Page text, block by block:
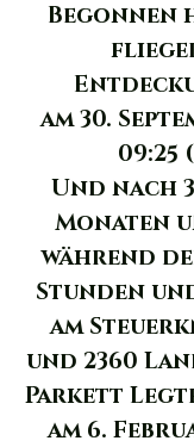
Begonnen
am 30.
09:25
Und nach
Monaten
während
Stunden
am
und 2360
Parkett
am 6.